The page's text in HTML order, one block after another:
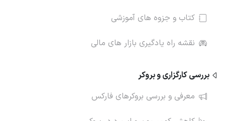
کتاب و جزوه های آموزشی
نقشه راه یادگیری بازار های مالی
بررسی کارگزاری و بروکر
معرفی و بررسی بروکرهای فارکس